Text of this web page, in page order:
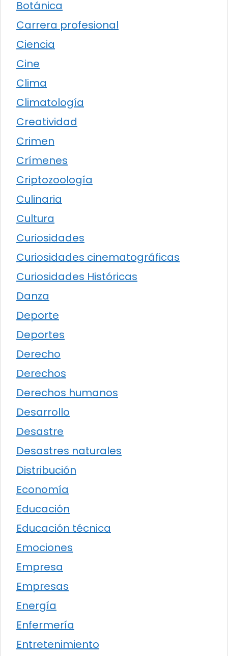
Botánica
Carrera profesional
Ciencia
Cine
Clima
Climatología
Creatividad
Crimen
Crímenes
Criptozoología
Culinaria
Cultura
Curiosidades
Curiosidades cinematográficas
Curiosidades Históricas
Danza
Deporte
Deportes
Derecho
Derechos
Derechos humanos
Desarrollo
Desastre
Desastres naturales
Distribución
Economía
Educación
Educación técnica
Emociones
Empresa
Empresas
Energía
Enfermería
Entretenimiento